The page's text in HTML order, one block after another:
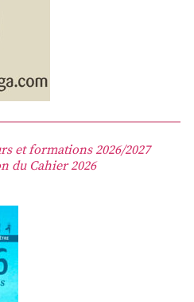
et formations 2026/2027
du Cahier 2026